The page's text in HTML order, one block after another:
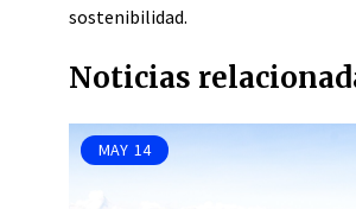
sostenibilidad.
Noticias
MAY 14